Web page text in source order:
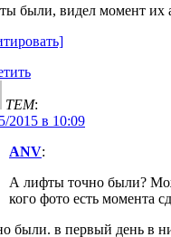
были, видел момент их
TEM:
2015 в 10:09
ANV:
А лифты точно были?
кого фото есть момента
были. в первый день в